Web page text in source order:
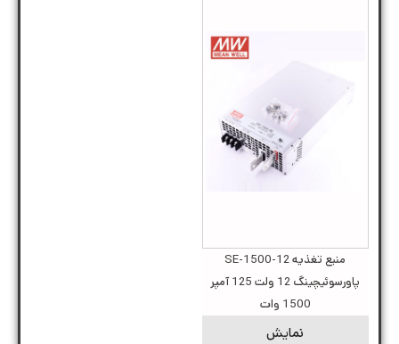
منبع تغذیه SE-1500-12
پاورسوئیچینگ 12 ولت 125 آمپر
1500 وات
نمایش